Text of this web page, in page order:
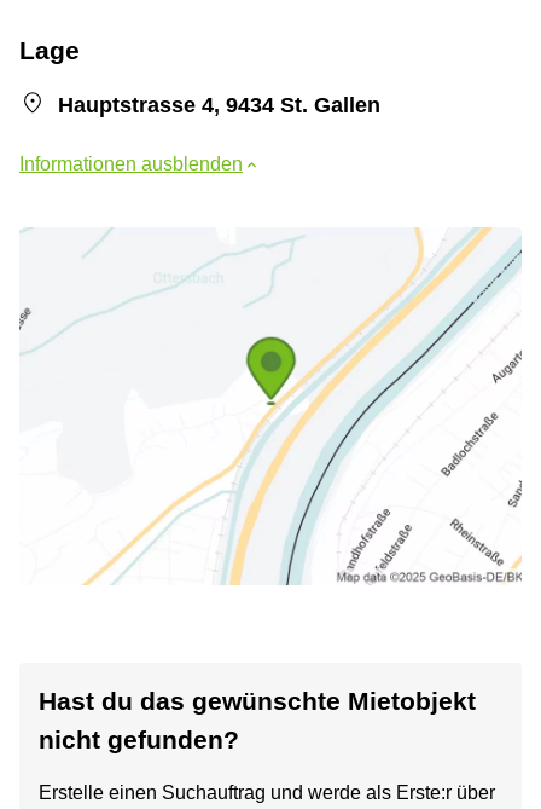
Lage
Hauptstrasse 4, 9434 St. Gallen
Informationen ausblenden
Hast du das gewünschte Mietobjekt
nicht gefunden?
Erstelle einen Suchauftrag und werde als Erste:r über